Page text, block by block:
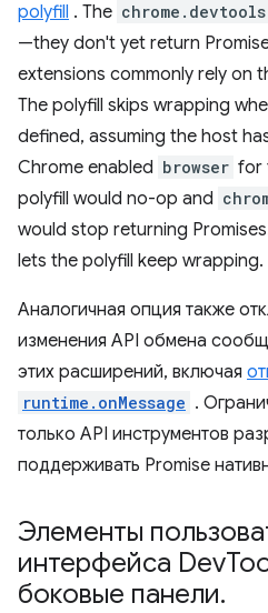
polyfill . The
—they don't yet return
extensions commonly rely on
The polyfill skips wrapping
defined, assuming the host
Chrome enabled browser for
polyfill would no-op and
would stop returning
lets the polyfill keep wrapping.
Аналогичная опция также
изменения API обмена
этих расширений, включая
runtime.onMessage .
только API инструментов
поддерживать Promise
Элементы
интерфейса Dev
боковые панели.